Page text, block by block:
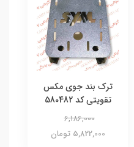
ترک بند جوی مکس
تقویتی کد 580482
6,186,000
5,822,000 تومان